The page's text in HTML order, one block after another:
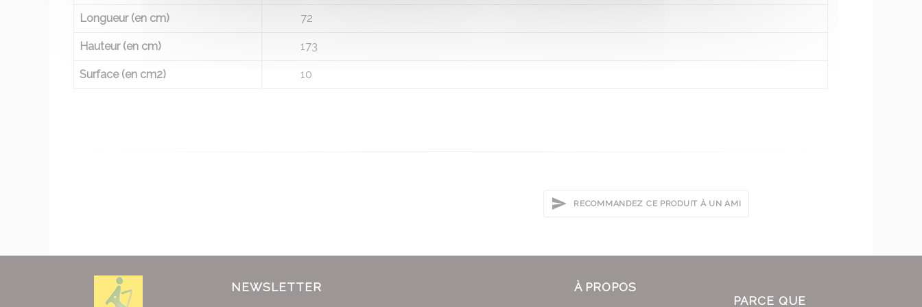
Longueur (en cm) 72
Hauteur (en cm) 173
Surface (en cm2) 10
RECOMMANDEZ CE PRODUIT À UN AMI
À PROPOS
PARCE QUE
NEWSLETTER